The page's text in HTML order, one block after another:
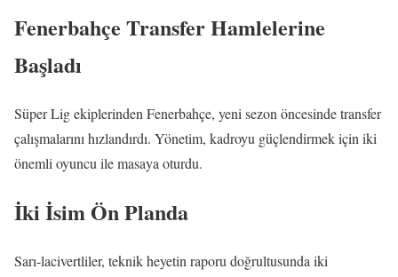
Fenerbahçe Transfer Hamlelerine
Başladı
Süper Lig ekiplerinden Fenerbahçe, yeni sezon öncesinde transfer
çalışmalarını hızlandırdı. Yönetim, kadroyu güçlendirmek için iki
önemli oyuncu ile masaya oturdu.
İki İsim Ön Planda
Sarı-lacivertliler, teknik heyetin raporu doğrultusunda iki